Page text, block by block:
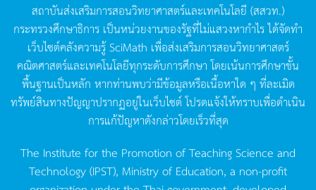
สถาบันส่งเสริมการสอนวิทยาศาสตร์และเทคโนโลยี (สสวท.)
กระทรวงศึกษาธิการ เป็นหน่วยงานของรัฐที่ไม่แสวงหากำไรได้จัดทำ
เว็บไซต์คลังความรู้SciMath เพื่อส่งเสริมการสอนวิทยาศาสตร์
คณิตศาสตร์และเทคโนโลยีทุกระดับการศึกษา โดยเน้นการศึกษาขั้น
พื้นฐานเป็นหลัก หากท่านพบว่ามีข้อมูลหรือเนื้อหาใด ๆ ที่ละเมิด
ทรัพย์สินทางปัญญาปรากฏอยู่ในเว็บไซต์โปรดแจ้งให้ทราบเพื่อดำเนิน
การแก้ปัญหาดังกล่าวโดยเร็วที่สุด
The Institute for the Promotion of Teaching Science and
Technology (IPST), Ministry of Education, a non-profit